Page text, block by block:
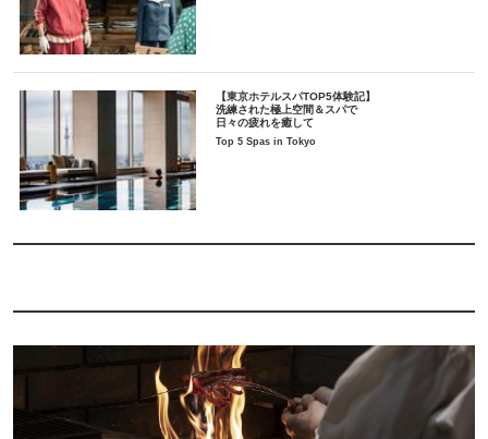
【東京ホテルスパTOP5体験記】
洗練された極上空間＆スパで
日々の疲れを癒して
Top 5 Spas in Tokyo